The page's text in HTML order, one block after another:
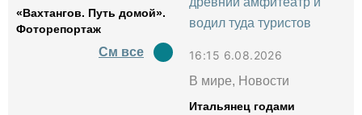
«Вахтангов. Путь домой».
Фоторепортаж
См все
16:15 6.08.2026
В мире, Новости
Итальянец годами